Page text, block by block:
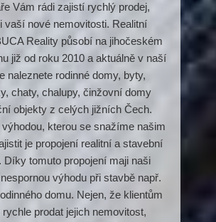
Vám rádi zajistí rychlý prodej,
vaší nové nemovitosti. Realitní
Reality působí na jihočeském
již od roku 2010 a aktuálně v naší
naleznete rodinné domy, byty,
chaty, chalupy, činžovní domy
objekty z celých jižních Čech.
výhodou, kterou se snažíme našim
je propojení realitní a stavební
Díky tomuto propojení maji naši
výhodu při stavbě např.
domu. Nejen, že klientům
prodat jejich nemovitost,